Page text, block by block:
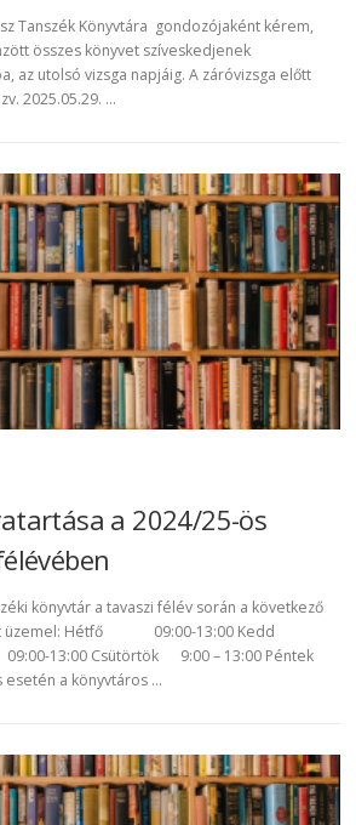
Tanszék Könyvtára gondozójaként kérem,
összes könyvet szíveskedjenek
az utolsó vizsga napjáig. A záróvizsga előtt
2025.05.29. …
a 2024/25-ös
könyvtár a tavaszi félév során a következő
üzemel: Hétfő 09:00-13:00 Kedd
13:00 Csütörtök 9:00 – 13:00 Péntek
esetén a könyvtáros …